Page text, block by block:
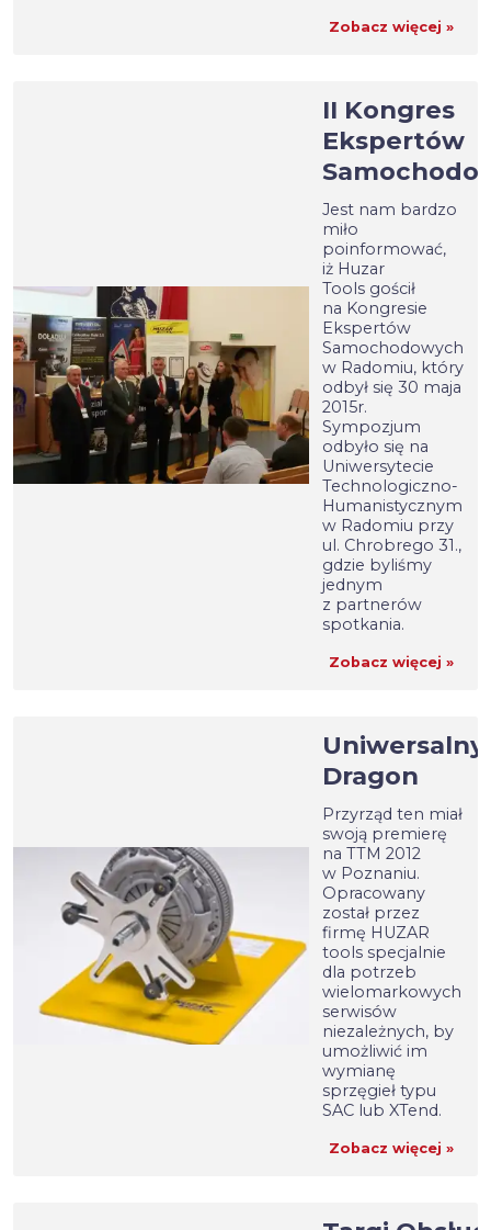
Zobacz więcej »
II Kongres
Ekspertów
Jest nam bardzo
miło
poinformować,
iż Huzar
Tools gościł
na Kongresie
Ekspertów
Samochodowych
w Radomiu, który
odbył się 30 maja
2015r.
Sympozjum
odbyło się na
Uniwersytecie
Technologiczno-
Humanistycznym
w Radomiu przy
ul. Chrobrego 31.,
gdzie byliśmy
jednym
z partnerów
spotkania.
Zobacz więcej »
Uniwersalny
Dragon
Przyrząd ten miał
swoją premierę
na TTM 2012
w Poznaniu.
Opracowany
został przez
firmę HUZAR
tools specjalnie
dla potrzeb
wielomarkowych
serwisów
niezależnych, by
umożliwić im
wymianę
sprzęgieł typu
SAC lub XTend.
Zobacz więcej »